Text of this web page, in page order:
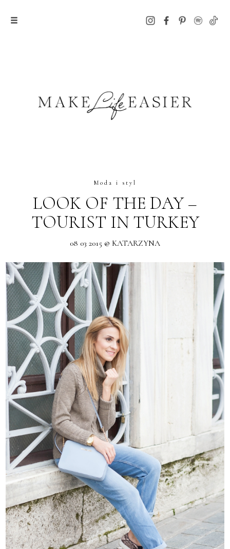
Moda i styl
LOOK OF THE DAY –
TOURIST IN TURKEY
08 03 2015 @ KATARZYNA